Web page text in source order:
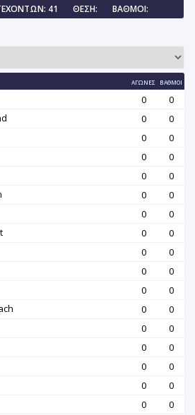
41
ΘΈΣΗ: ΒΑΘΜΟΊ:
ΑΓΏΝΕΣ ΒΑΘΜΟΊ
0
0
0
0
0
0
0
0
0
0
0
0
0
0
0
0
0
0
0
0
0
0
0
0
0
0
0
0
0
0
0
0
0
0